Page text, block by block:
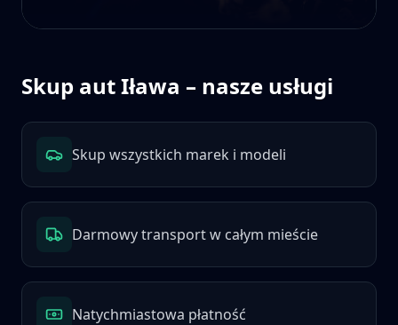
Skup autIława – nasze usługi
Skup wszystkich marek i modeli
Darmowy transport w całym mieście
Natychmiastowa płatność